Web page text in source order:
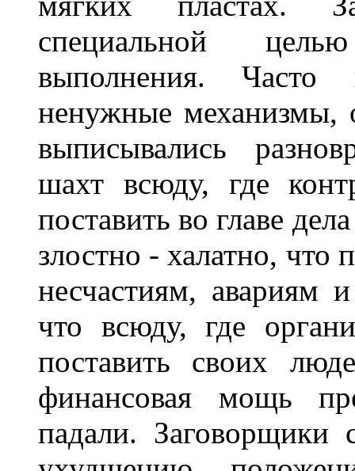
специальной
выполнения. Часто
ненужные механизмы,
выписывались
шахт всюду, где
поставить во главе
злостно - халатно,
несчастиям, авариям
что всюду, где
поставить своих
финансовая мощь
падали. Заговорщики